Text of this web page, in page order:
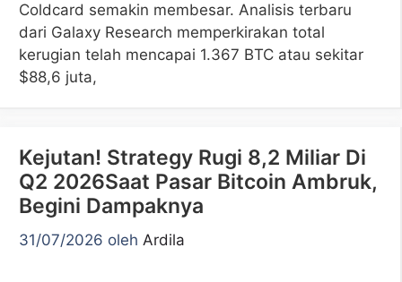
Coldcard semakin membesar. Analisis terbaru
dari Galaxy Research memperkirakan total
kerugian telah mencapai 1.367 BTC atau sekitar
$88,6 juta,
Kejutan! Strategy Rugi 8,2 Miliar Di
Q2 2026Saat Pasar Bitcoin Ambruk,
Begini Dampaknya
31/07/2026 oleh Ardila